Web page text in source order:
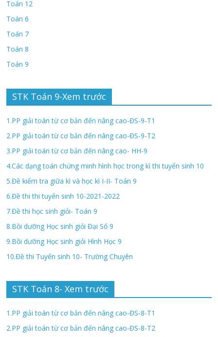
Toán 12
Toán 6
Toán 7
Toán 8
Toán 9
STK Toán 9-Xem trước
1.PP giải toán từ cơ bản đến nâng cao-ĐS-9-T1
2.PP giải toán từ cơ bản đến nâng cao-ĐS-9-T2
3.PP giải toán từ cơ bản đến nâng cao- HH-9
4.Các dạng toán chứng minh hình học trong kì thi tuyển sinh 10
5.Đề kiểm tra giữa kì và học kì I-II- Toán 9
6.Đề thi thi tuyển sinh 10-2021-2022
7.Đề thi học sinh giỏi- Toán 9
8.Bồi dưỡng Học sinh giỏi Đại Số 9
9.Bồi dưỡng Học sinh giỏi Hình Học 9
10.Đề thi Tuyển sinh 10- Trường Chuyên
STK Toán 8- Xem trước
1.PP giải toán từ cơ bản đến nâng cao-ĐS-8-T1
2.PP giải toán từ cơ bản đến nâng cao-ĐS-8-T2